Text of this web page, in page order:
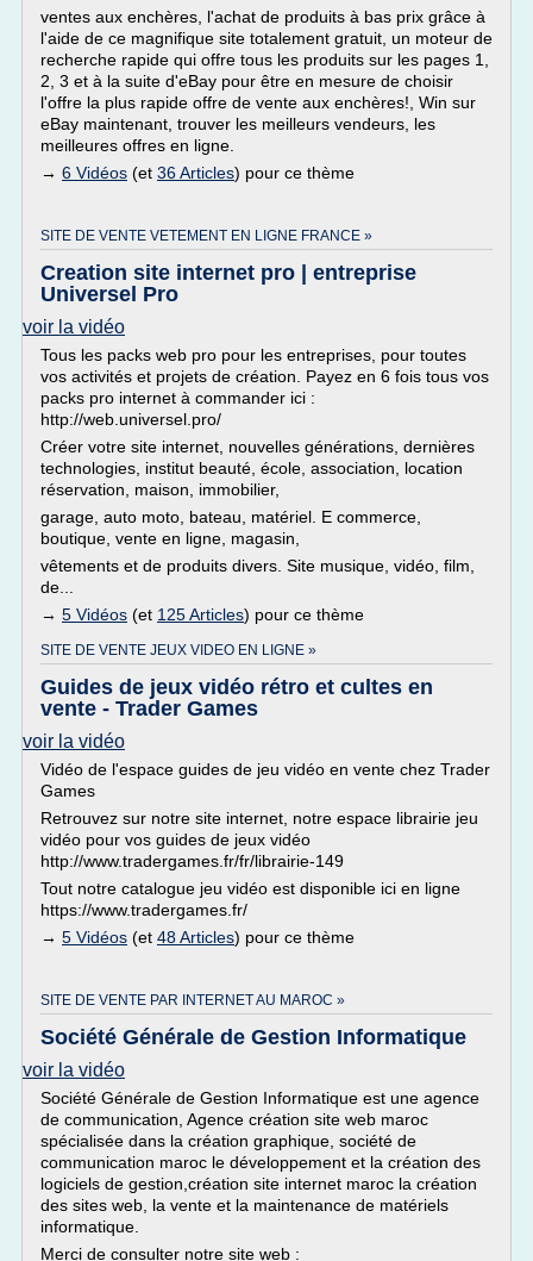
ventes aux enchères, l'achat de produits à bas prix grâce à
l'aide de ce magnifique site totalement gratuit, un moteur de
recherche rapide qui offre tous les produits sur les pages 1,
2, 3 et à la suite d'eBay pour être en mesure de choisir
l'offre la plus rapide offre de vente aux enchères!, Win sur
eBay maintenant, trouver les meilleurs vendeurs, les
meilleures offres en ligne.
→ 6 Vidéos (et 36 Articles) pour ce thème
SITE DE VENTE VETEMENT EN LIGNE FRANCE »
Creation site internet pro | entreprise
Universel Pro
voir la vidéo
Tous les packs web pro pour les entreprises, pour toutes
vos activités et projets de création. Payez en 6 fois tous vos
packs pro internet à commander ici :
http://web.universel.pro/
Créer votre site internet, nouvelles générations, dernières
technologies, institut beauté, école, association, location
réservation, maison, immobilier,
garage, auto moto, bateau, matériel. E commerce,
boutique, vente en ligne, magasin,
vêtements et de produits divers. Site musique, vidéo, film,
de...
→ 5 Vidéos (et 125 Articles) pour ce thème
SITE DE VENTE JEUX VIDEO EN LIGNE »
Guides de jeux vidéo rétro et cultes en
vente - Trader Games
voir la vidéo
Vidéo de l'espace guides de jeu vidéo en vente chez Trader
Games
Retrouvez sur notre site internet, notre espace librairie jeu
vidéo pour vos guides de jeux vidéo
http://www.tradergames.fr/fr/librairie-149
Tout notre catalogue jeu vidéo est disponible ici en ligne
https://www.tradergames.fr/
→ 5 Vidéos (et 48 Articles) pour ce thème
SITE DE VENTE PAR INTERNET AU MAROC »
Société Générale de Gestion Informatique
voir la vidéo
Société Générale de Gestion Informatique est une agence
de communication, Agence création site web maroc
spécialisée dans la création graphique, société de
communication maroc le développement et la création des
logiciels de gestion,création site internet maroc la création
des sites web, la vente et la maintenance de matériels
informatique.
Merci de consulter notre site web :